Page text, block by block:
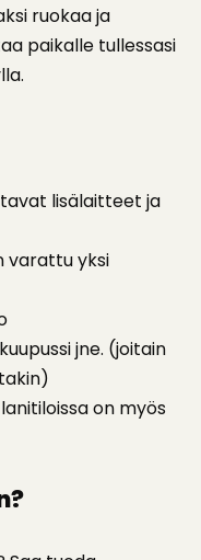
ruokaa ja
paikalle tullessasi
lisälaitteet ja
varattu yksi
jne. (joitain
on myös